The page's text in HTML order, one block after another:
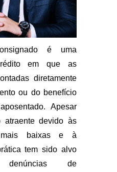
é uma
em que as
diretamente
ou do benefício
Apesar
devido às
baixas e à
tem sido alvo
de